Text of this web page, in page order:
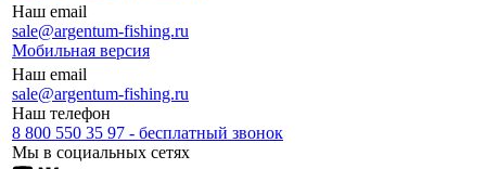
Наш email
sale@argentum-fishing.ru
Мобильная версия
Наш email
sale@argentum-fishing.ru
Наш телефон
8 800 550 35 97 - бесплатный звонок
Мы в социальных сетях